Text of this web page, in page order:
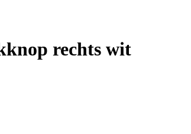
rechts wit